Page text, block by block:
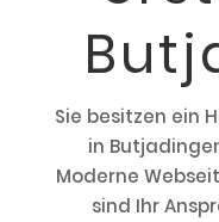
Sie besitzen ein
in
Moderne
sind Ihr